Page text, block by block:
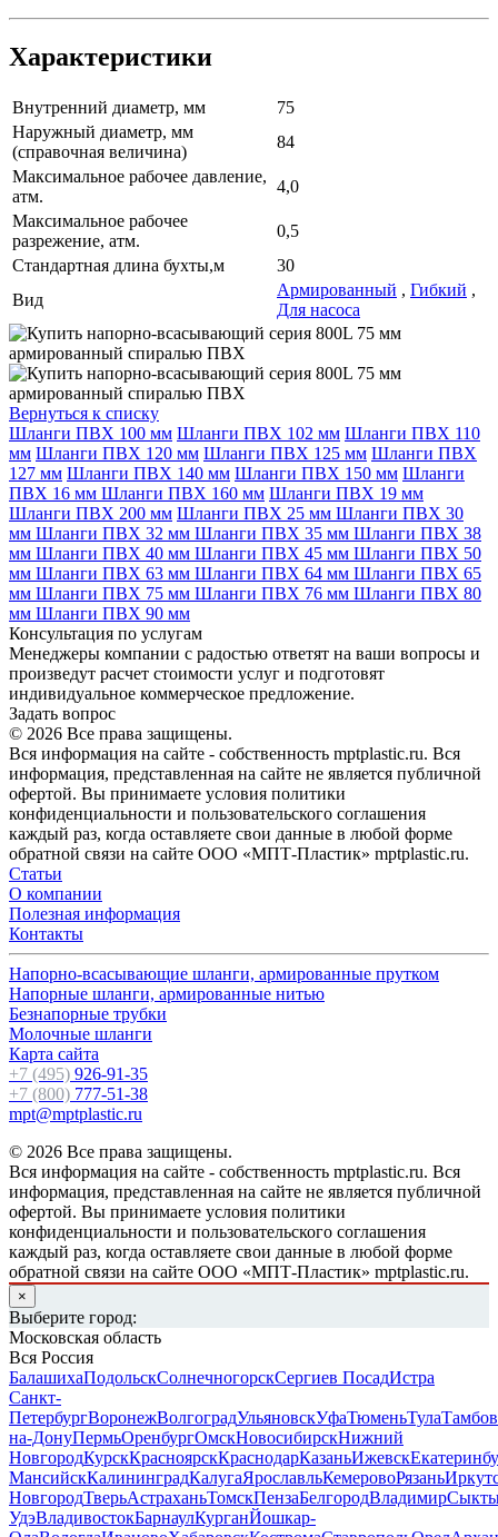
Характеристики
Внутренний диаметр, мм
75
Наружный диаметр, мм
(справочная величина)
84
Максимальное рабочее давление,
атм.
4,0
Максимальное рабочее
разрежение, атм.
0,5
Стандартная длина бухты,м
30
Вид
Армированный , Гибкий ,
Для насоса
Вернуться к списку
Шланги ПВХ 100 мм Шланги ПВХ 102 мм Шланги ПВХ 110
мм Шланги ПВХ 120 мм Шланги ПВХ 125 мм Шланги ПВХ
127 мм Шланги ПВХ 140 мм Шланги ПВХ 150 мм Шланги
ПВХ 16 мм Шланги ПВХ 160 мм Шланги ПВХ 19 мм
Шланги ПВХ 200 мм Шланги ПВХ 25 мм Шланги ПВХ 30
мм Шланги ПВХ 32 мм Шланги ПВХ 35 мм Шланги ПВХ 38
мм Шланги ПВХ 40 мм Шланги ПВХ 45 мм Шланги ПВХ 50
мм Шланги ПВХ 63 мм Шланги ПВХ 64 мм Шланги ПВХ 65
мм Шланги ПВХ 75 мм Шланги ПВХ 76 мм Шланги ПВХ 80
мм Шланги ПВХ 90 мм
Консультация по услугам
Менеджеры компании с радостью ответят на ваши вопросы и
произведут расчет стоимости услуг и подготовят
индивидуальное коммерческое предложение.
Задать вопрос
© 2026 Все права защищены.
Вся информация на сайте - собственность mptplastic.ru. Вся
информация, представленная на сайте не является публичной
офертой. Вы принимаете условия политики
конфиденциальности и пользовательского соглашения
каждый раз, когда оставляете свои данные в любой форме
обратной связи на сайте ООО «МПТ-Пластик» mptplastic.ru.
Статьи
О компании
Полезная информация
Контакты
Напорно-всасывающие шланги, армированные прутком
Напорные шланги, армированные нитью
Безнапорные трубки
Молочные шланги
Карта сайта
+7 (495) 926-91-35
+7 (800) 777-51-38
mpt@mptplastic.ru
© 2026 Все права защищены.
Вся информация на сайте - собственность mptplastic.ru. Вся
информация, представленная на сайте не является публичной
офертой. Вы принимаете условия политики
конфиденциальности и пользовательского соглашения
каждый раз, когда оставляете свои данные в любой форме
обратной связи на сайте ООО «МПТ-Пластик» mptplastic.ru.
×
Выберите город:
Московская область
Вся Россия
БалашихаПодольскСолнечногорскСергиев ПосадИстра
Санкт-
ПетербургВоронежВолгоградУльяновскУфаТюменьТулаТамбов
на-ДонуПермьОренбургОмскНовосибирскНижний
НовгородКурскКрасноярскКраснодарКазаньИжевск
МансийскКалининградКалугаЯрославльКемеровоРязань
НовгородТверьАстраханьТомскПензаБелгородВладимир
УдэВладивостокБарнаулКурганЙошкар-